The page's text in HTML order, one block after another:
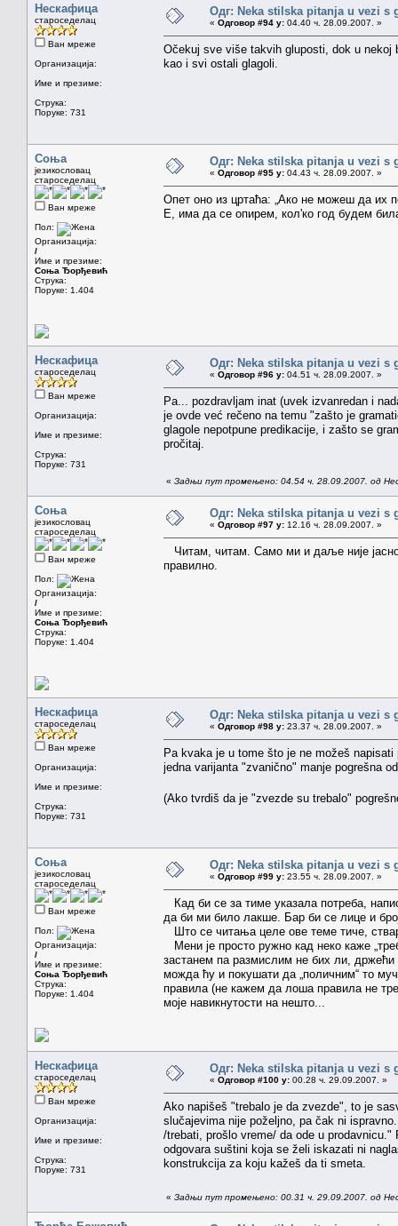
Нескафица
староседелац
Ван мреже
Организација:
Име и презиме:
Струка:
Поруке: 731
Одг: Neka stilska pitanja u vezi s
« Одговор #94 у: 04.40 ч. 28.09.2007. »
Očekuj sve više takvih gluposti, dok u nekoj
kao i svi ostali glagoli.
Соња
језикословац
староседелац
Ван мреже
Пол:
Организација:
/
Име и презиме:
Соња Ђорђевић
Струка:
Поруке: 1.404
Одг: Neka stilska pitanja u vezi s
« Одговор #95 у: 04.43 ч. 28.09.2007. »
Опет оно из цртаћа: „Ако не можеш да их
Е, има да се опирем, кол'ко год будем
Нескафица
староседелац
Ван мреже
Организација:
Име и презиме:
Струка:
Поруке: 731
Одг: Neka stilska pitanja u vezi s
« Одговор #96 у: 04.51 ч. 28.09.2007. »
Pa... pozdravljam inat (uvek izvanredan i
je ovde već rečeno na temu "zašto je
glagole nepotpune predikacije, i zašto se
pročitaj.
« Задњи пут промењено: 04.54 ч. 28.09.2007. од
Соња
језикословац
староседелац
Ван мреже
Пол:
Организација:
/
Име и презиме:
Соња Ђорђевић
Струка:
Поруке: 1.404
Одг: Neka stilska pitanja u vezi s
« Одговор #97 у: 12.16 ч. 28.09.2007. »
Читам, читам. Само ми и даље није јасно
правилно.
Нескафица
староседелац
Ван мреже
Организација:
Име и презиме:
Струка:
Поруке: 731
Одг: Neka stilska pitanja u vezi s
« Одговор #98 у: 23.37 ч. 28.09.2007. »
Pa kvaka je u tome što je ne možeš
jedna varijanta "zvanično" manje pogrešna
(Ako tvrdiš da je "zvezde su trebalo"
Соња
језикословац
староседелац
Ван мреже
Пол:
Организација:
/
Име и презиме:
Соња Ђорђевић
Струка:
Поруке: 1.404
Одг: Neka stilska pitanja u vezi s
« Одговор #99 у: 23.55 ч. 28.09.2007. »
Кад би се за тиме указала потреба,
да би ми било лакше. Бар би се лице и
Што се читања целе ове теме тиче,
Мени је просто ружно кад неко каже
застанем па размислим не бих ли,
можда ћу и покушати да „поличним“ то
правила (не кажем да лоша правила не
моје навикнутости на нешто...
Нескафица
староседелац
Ван мреже
Организација:
Име и презиме:
Струка:
Поруке: 731
Одг: Neka stilska pitanja u vezi s
« Одговор #100 у: 00.28 ч. 29.09.2007. »
Ako napišeš "trebalo je da zvezde", to je
slučajevima nije poželjno, pa čak ni
/trebati, prošlo vreme/ da ode u
odgovara suštini koja se želi iskazati ni
konstrukcija za koju kažeš da ti smeta.
« Задњи пут промењено: 00.31 ч. 29.09.2007. од